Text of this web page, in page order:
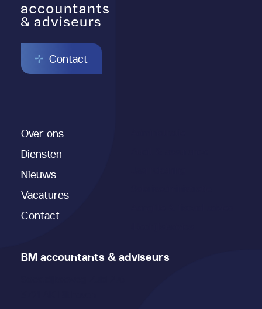
Contact
Over ons
Diensten
Nieuws
Vacatures
Contact
BM accountants & adviseurs